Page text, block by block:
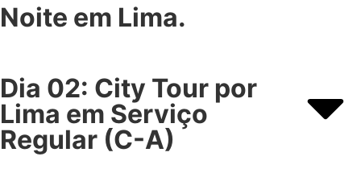
Noite em Lima.
Dia 02: City Tour por
Lima em Serviço
Regular (C-A)